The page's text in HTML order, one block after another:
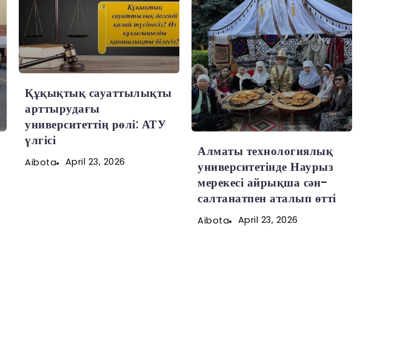
Құқықтық сауаттылықты
арттырудағы
университеттің рөлі: АТУ
үлгісі
Aibota April 23, 2026
Алматы технологиялық
университетінде Наурыз
мерекесі айрықша сән-
салтанатпен аталып өтті
Aibota April 23, 2026